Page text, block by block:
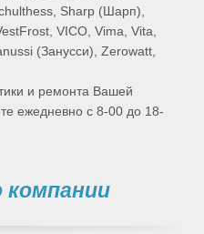
Sharp (Шарп),
VICO, Vima, Vita,
(Занусси), Zerowatt,
и ремонта Вашей
ежедневно с 8-00 до 18-